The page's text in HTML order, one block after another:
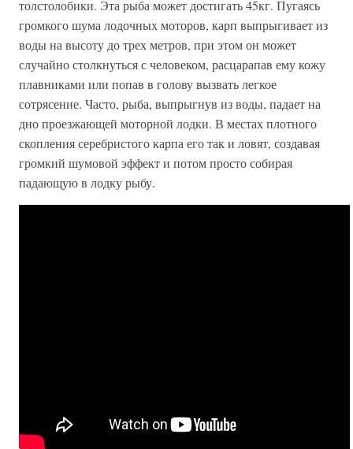
толстолобики. Эта рыба может достигать 45кг. Пугаясь
громкого шума лодочных моторов, карп выпрыгивает из
воды на высоту до трех метров, при этом он может
случайно столкнуться с человеком, расцарапав ему кожу
плавниками или попав в голову вызвать легкое
сотрясение. Часто, рыба, выпрыгнув из воды, падает на
дно проезжающей моторной лодки. В местах плотного
скопления серебристого карпа его так и ловят, создавая
громкий шумовой эффект и потом просто собирая
падающую в лодку рыбу.